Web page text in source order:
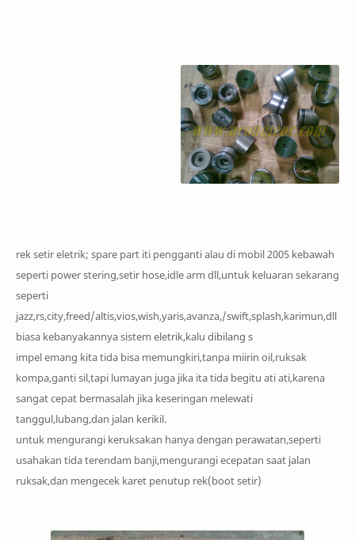
rek setir eletrik; spare part iti pengganti alau di mobil2005 kebawah
seperti powerstering,setir hose,idle arm dll,untuk keluaran sekarang
seperti
jazz,rs,city,freed/altis,vios,wish,yaris,avanza,/swift,splash,karimun,dll
biasa kebanyakannya sistem eletrik,kalu dibilang s
impel emang kita tida bisa memungkiri,tanpa miirin oil,ruksak
kompa,ganti sil,tapi lumayan juga jika ita tida begitu ati ati,karena
sangat cepat bermasalah jika keseringan melewati
tanggul,lubang,dan jalan kerikil.
untuk mengurangi keruksakan hanya dengan perawatan,seperti
usahakan tida terendam banji,mengurangi ecepatan saat jalan
ruksak,dan mengecek karet penutup rek(boot setir)